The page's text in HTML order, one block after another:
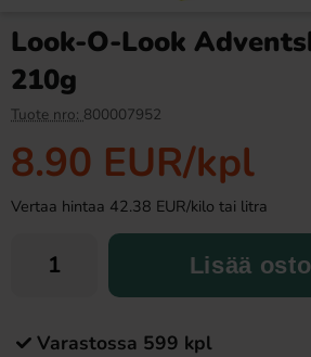
Look-O-Look
210g
Tuote nro: 800007952
8.90 EUR/kpl
Vertaa hintaa 42.38 EUR/kilo tai litra
Lisää
Varastossa 599 kpl